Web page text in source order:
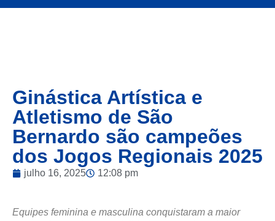
Ginástica Artística e
Atletismo de São
Bernardo são campeões
dos Jogos Regionais 2025
julho 16, 2025 12:08 pm
Equipes feminina e masculina conquistaram a maior